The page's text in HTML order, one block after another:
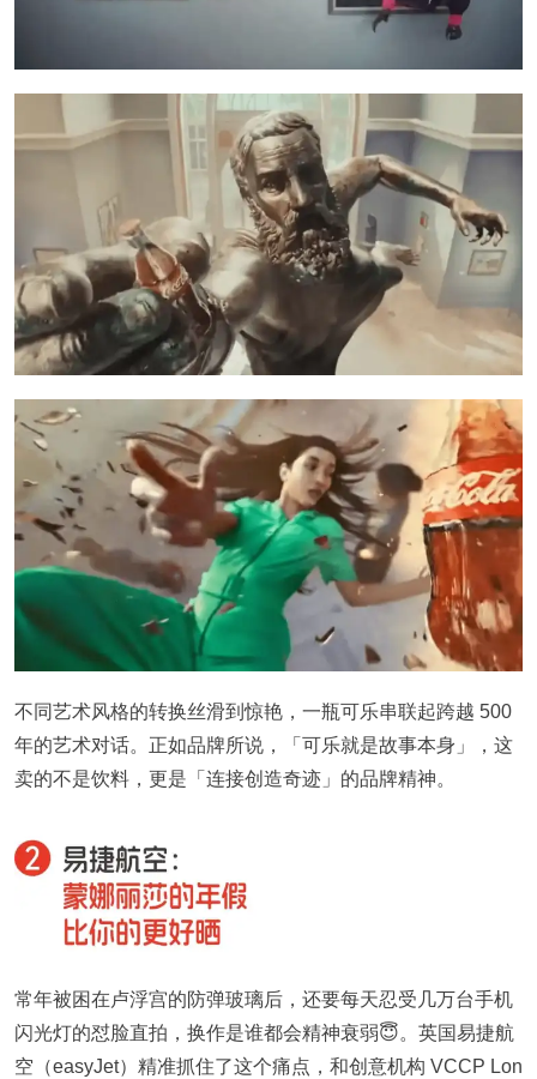
不同艺术风格的转换丝滑到惊艳，一瓶可乐串联起跨越 500
年的艺术对话。正如品牌所说，「可乐就是故事本身」，这
卖的不是饮料，更是「连接创造奇迹」的品牌精神。
常年被困在卢浮宫的防弹玻璃后，还要每天忍受几万台手机
闪光灯的怼脸直拍，换作是谁都会精神衰弱😇。英国易捷航
空（easyJet）精准抓住了这个痛点，和创意机构 VCCP Lon